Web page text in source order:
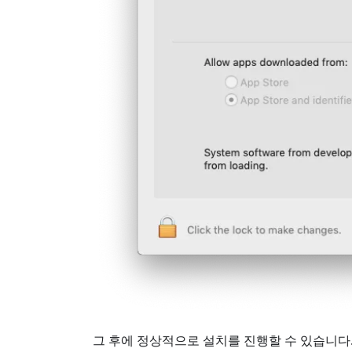
그 후에 정상적으로 설치를 진행할 수 있습니